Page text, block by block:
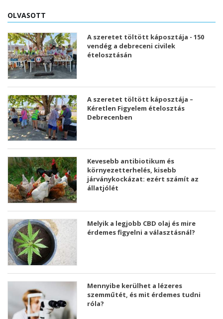
OLVASOTT
A szeretet töltött káposztája - 150
vendég a debreceni civilek
ételosztásán
A szeretet töltött káposztája –
Kéretlen Figyelem ételosztás
Debrecenben
Kevesebb antibiotikum és
környezetterhelés, kisebb
járványkockázat: ezért számít az
állatjólét
Melyik a legjobb CBD olaj és mire
érdemes figyelni a választásnál?
Mennyibe kerülhet a lézeres
szemműtét, és mit érdemes tudni
róla?